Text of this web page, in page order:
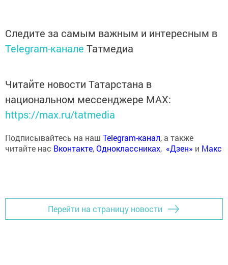
Следите за самым важным и интересным в
Telegram-канале Татмедиа
Читайте новости Татарстана в
национальном мессенджере MАХ:
https://max.ru/tatmedia
Подписывайтесь на наш Telegram-канал, а также
читайте нас Вконтакте,Одноклассниках, «Дзен» и Макс
Перейти на страницу новости